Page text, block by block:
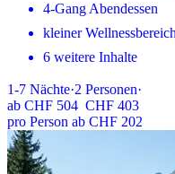
4-Gang Abendessen
kleiner
6 weitere Inhalte
1-7 Nächte·2 Personen·
ab CHF 504 CHF 403
pro Person ab CHF 202